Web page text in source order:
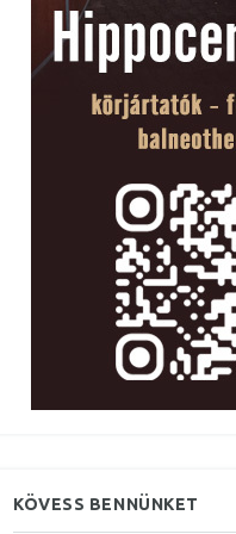
KÖVESS BENNÜNKET